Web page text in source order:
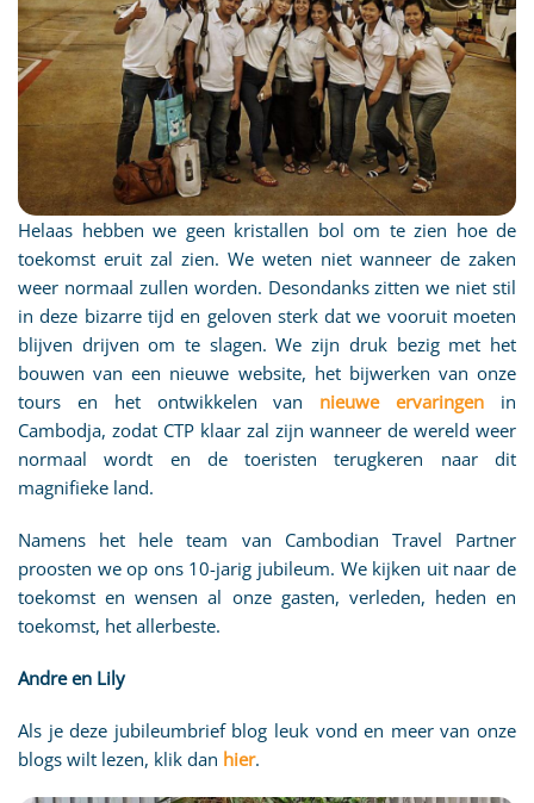
Helaas hebben we geen kristallen bol om te zien hoe de
toekomst eruit zal zien. We weten niet wanneer de zaken
weer normaal zullen worden. Desondanks zitten we niet stil
in deze bizarre tijd en geloven sterk dat we vooruit moeten
blijven drijven om te slagen. We zijn druk bezig met het
bouwen van een nieuwe website, het bijwerken van onze
tours en het ontwikkelen van nieuwe ervaringen in
Cambodja, zodat CTP klaar zal zijn wanneer de wereld weer
normaal wordt en de toeristen terugkeren naar dit
magnifieke land.
Namens het hele team van Cambodian Travel Partner
proosten we op ons 10-jarig jubileum. We kijken uit naar de
toekomst en wensen al onze gasten, verleden, heden en
toekomst, het allerbeste.
Andre en Lily
Als je deze jubileumbrief blog leuk vond en meer van onze
blogs wilt lezen, klik dan hier.